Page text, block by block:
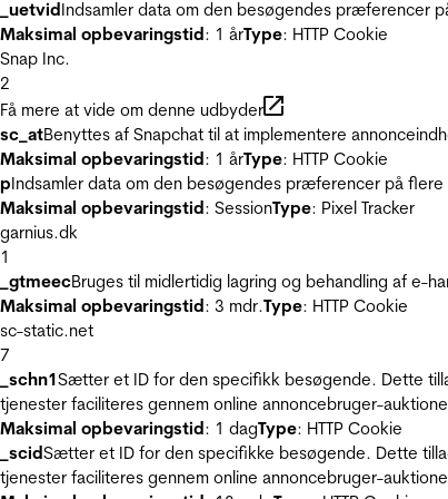
_uetvidIndsamler data om den besøgendes præferencer
Maksimal opbevaringstid: 1 årType: HTTP Cookie
Snap Inc.
2
Få mere at vide om denne udbyder
sc_atBenyttes af Snapchat til at implementere
Maksimal opbevaringstid: 1 årType: HTTP Cookie
pIndsamler data om den besøgendes præferencer på
Maksimal opbevaringstid: SessionType: Pixel Tracker
garnius.dk
1
_gtmeecBruges til midlertidig lagring og behandling af e-
Maksimal opbevaringstid: 3 mdr.Type: HTTP Cookie
sc-static.net
7
_schn1Sætter et ID for den specifikk besøgende. Dette
tjenester faciliteres gennem online annoncebruger-
Maksimal opbevaringstid: 1 dagType: HTTP Cookie
_scidSætter et ID for den specifikke besøgende. Dette
tjenester faciliteres gennem online annoncebruger-